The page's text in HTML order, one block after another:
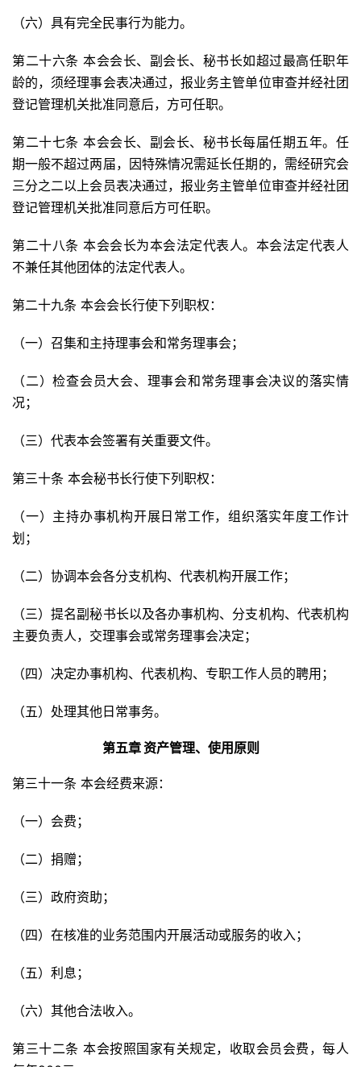
（六）具有完全民事行为能力。
第二十六条 本会会长、副会长、秘书长如超过最高任职年
龄的，须经理事会表决通过，报业务主管单位审查并经社团
登记管理机关批准同意后，方可任职。
第二十七条 本会会长、副会长、秘书长每届任期五年。任
期一般不超过两届，因特殊情况需延长任期的，需经研究会
三分之二以上会员表决通过，报业务主管单位审查并经社团
登记管理机关批准同意后方可任职。
第二十八条 本会会长为本会法定代表人。本会法定代表人
不兼任其他团体的法定代表人。
第二十九条 本会会长行使下列职权：
（一）召集和主持理事会和常务理事会；
（二）检查会员大会、理事会和常务理事会决议的落实情
况；
（三）代表本会签署有关重要文件。
第三十条 本会秘书长行使下列职权：
（一）主持办事机构开展日常工作，组织落实年度工作计
划；
（二）协调本会各分支机构、代表机构开展工作；
（三）提名副秘书长以及各办事机构、分支机构、代表机构
主要负责人，交理事会或常务理事会决定；
（四）决定办事机构、代表机构、专职工作人员的聘用；
（五）处理其他日常事务。
第五章 资产管理、使用原则
第三十一条 本会经费来源：
（一）会费；
（二）捐赠；
（三）政府资助；
（四）在核准的业务范围内开展活动或服务的收入；
（五）利息；
（六）其他合法收入。
第三十二条 本会按照国家有关规定，收取会员会费，每人